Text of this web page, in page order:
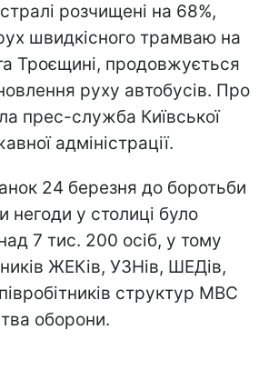
розчищені на 68%,
швидкісного трамваю на
Троєщині, продовжується
руху автобусів. Про
прес-служба Київської
адміністрації.
24 березня до боротьби
негоди у столиці було
7 тис. 200 осіб, у тому
ЖЕКів, УЗНів, ШЕДів,
структур МВС
оборони.